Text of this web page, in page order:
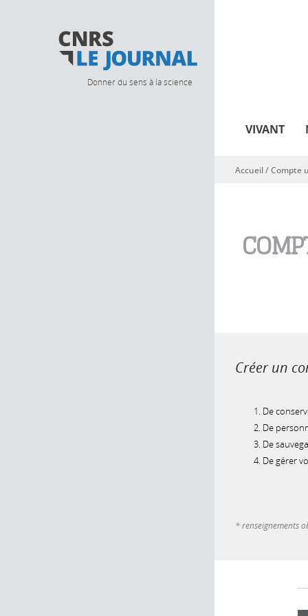
Donner du sens à la science
VIVANT
Vous êtes ici
Accueil/Compte
Créer un
De
De
De
De gérer
* renseignements